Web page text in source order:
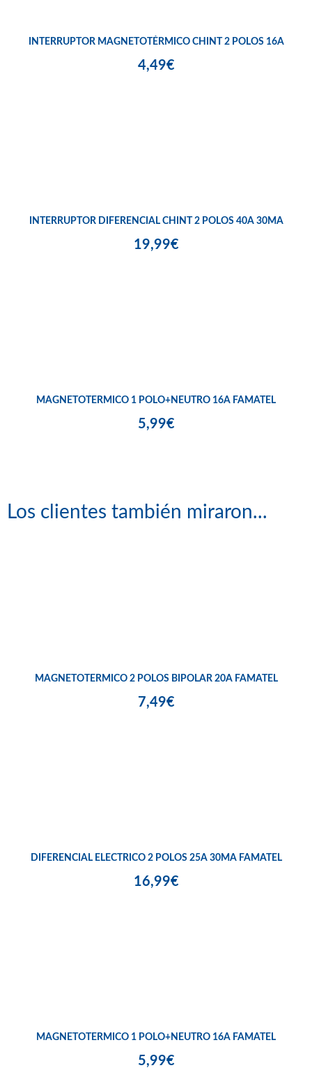
INTERRUPTOR MAGNETOTÉRMICO CHINT 2 POLOS 16A
4,49€
INTERRUPTOR DIFERENCIAL CHINT 2 POLOS 40A 30MA
19,99€
MAGNETOTERMICO 1 POLO+NEUTRO 16A FAMATEL
5,99€
Los clientes también miraron...
MAGNETOTERMICO 2 POLOS BIPOLAR 20A FAMATEL
7,49€
DIFERENCIAL ELECTRICO 2 POLOS 25A 30MA FAMATEL
16,99€
MAGNETOTERMICO 1 POLO+NEUTRO 16A FAMATEL
5,99€